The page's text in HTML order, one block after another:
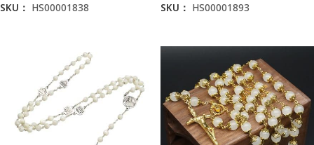
SKU： HS00001838 SKU： HS00001893